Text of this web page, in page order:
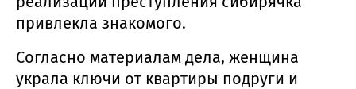
привлекла знакомого.
Согласно материалам дела, женщина
украла ключи от квартиры подруги и